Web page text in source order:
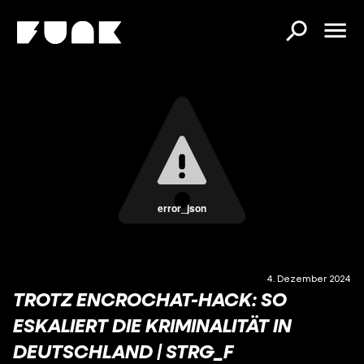
error_json
4. Dezember 2024
TROTZ ENCROCHAT-HACK: SO
ESKALIERT DIE KRIMINALITÄT IN
DEUTSCHLAND | STRG_F